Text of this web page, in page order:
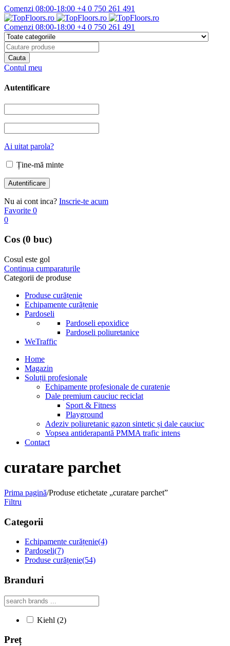
Comenzi 08:00-18:00 +4 0 750 261 491
Comenzi 08:00-18:00 +4 0 750 261 491
Contul meu
Autentificare
Ai uitat parola?
Ține-mă minte
Nu ai cont inca? Inscrie-te acum
Favorite 0
0
Cos (0 buc)
Cosul este gol
Continua cumparaturile
Categorii de produse
Produse curățenie
Echipamente curățenie
Pardoseli
Pardoseli epoxidice
Pardoseli poliuretanice
WeTraffic
Home
Magazin
Soluții profesionale
Echipamente profesionale de curatenie
Dale premium cauciuc reciclat
Sport & Fitness
Playground
Adeziv poliuretanic gazon sintetic și dale cauciuc
Vopsea antiderapantă PMMA trafic intens
Contact
curatare parchet
Prima pagină/Produse etichetate „curatare parchet”
Filtru
Categorii
Echipamente curățenie(4)
Pardoseli(7)
Produse curățenie(54)
Branduri
Kiehl (2)
Preț